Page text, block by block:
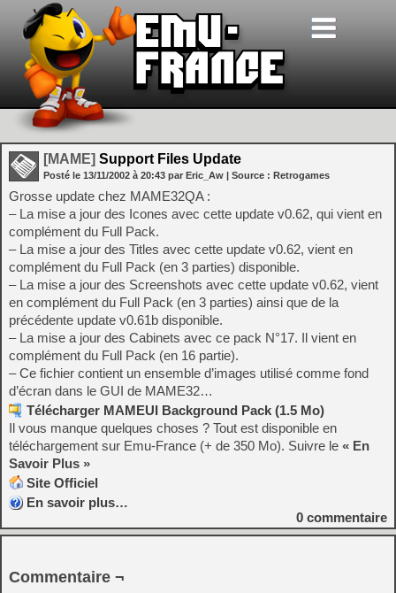
[MAME] Support Files Update
Posté le 13/11/2002 à 20:43 par Eric_Aw | Source : Retrogames
Grosse update chez MAME32QA :
– La mise a jour des Icones avec cette update v0.62, qui vient en
complément du Full Pack.
– La mise a jour des Titles avec cette update v0.62, vient en
complément du Full Pack (en 3 parties) disponible.
– La mise a jour des Screenshots avec cette update v0.62, vient
en complément du Full Pack (en 3 parties) ainsi que de la
précédente update v0.61b disponible.
– La mise a jour des Cabinets avec ce pack N°17. Il vient en
complément du Full Pack (en 16 partie).
– Ce fichier contient un ensemble d’images utilisé comme fond
d’écran dans le GUI de MAME32…
Télécharger MAMEUI Background Pack (1.5 Mo)
Il vous manque quelques choses ? Tout est disponible en
téléchargement sur Emu-France (+ de 350 Mo). Suivre le « En
Savoir Plus »
Site Officiel
En savoir plus…
0 commentaire
Commentaire ¬